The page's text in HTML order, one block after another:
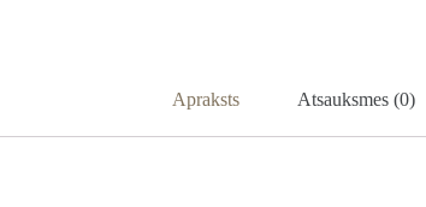
Apraksts Atsauksmes (0)